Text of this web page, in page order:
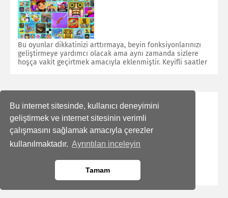
Bu internet sitesinde, kullanıcı deneyimini
geliştirmek ve internet sitesinin verimli
çalışmasını sağlamak amacıyla çerezler
kullanılmaktadır. Ayrıntıları inceleyin
Tamam
Bu oyunlar dikkatinizi arttırmaya, beyin fonksiyonlarınızı
geliştirmeye yardımcı olacak ama aynı zamanda sizlere
hoşça vakit geçirtmek amacıyla eklenmiştir. Keyifli saatler